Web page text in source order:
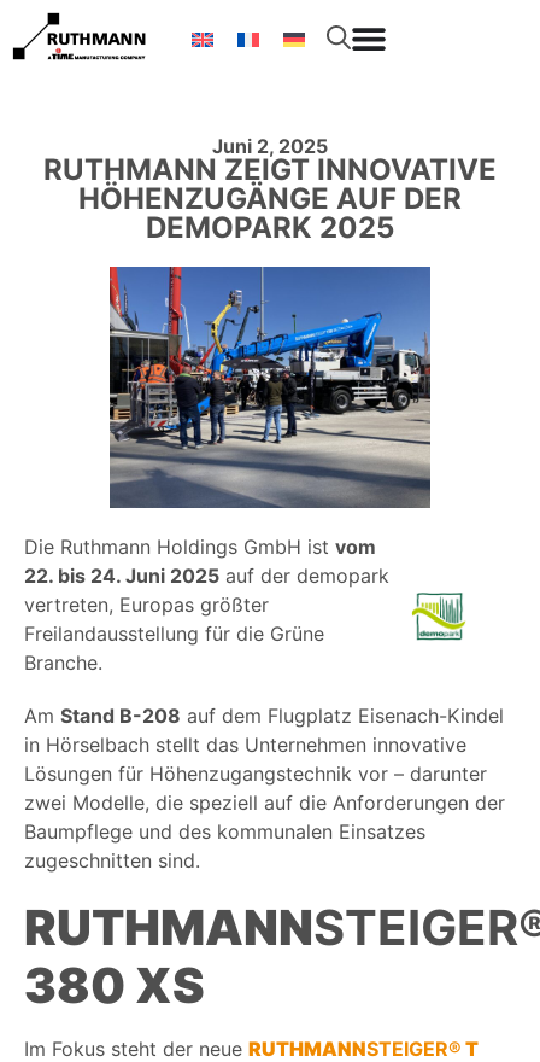
Juni 2, 2025
RUTHMANN ZEIGT INNOVATIVE
HÖHENZUGÄNGE AUF DER
DEMOPARK 2025
Die Ruthmann Holdings GmbH ist vom
22. bis 24. Juni 2025 auf der demopark
vertreten, Europas größter
Freilandausstellung für die Grüne
Branche.
Am Stand B-208 auf dem Flugplatz Eisenach-Kindel
in Hörselbach stellt das Unternehmen innovative
Lösungen für Höhenzugangstechnik vor – darunter
zwei Modelle, die speziell auf die Anforderungen der
Baumpflege und des kommunalen Einsatzes
zugeschnitten sind.
RUTHMANN
380 XS
Im Fokus steht der neue RUTHMANNSTEIGER® T